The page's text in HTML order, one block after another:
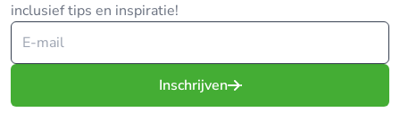
inclusief tips en inspiratie!
Inschrijven